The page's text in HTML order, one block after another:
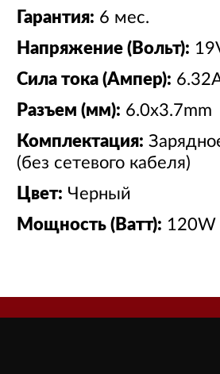
Гарантия: 6 мес.
Напряжение (Вольт):
Сила тока (Ампер):
Разъем (мм): 6.0x3.7mm
Комплектация:
(без сетевого кабеля)
Цвет: Черный
Мощность (Ватт): 120W